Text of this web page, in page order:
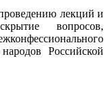
лекций и
вопросов,
Российской